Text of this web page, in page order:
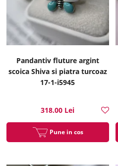
Pandantiv fluture argint
scoica Shiva si piatra turcoaz
17-1-i5945
318.00 Lei
Pune in cos